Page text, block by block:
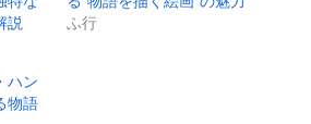
説
ふ行
ハン
物語